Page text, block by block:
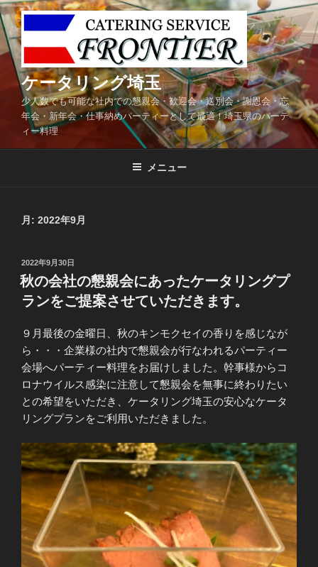
コ
ン
テ
ン
へ
ケータリング埼玉
少人数でも可能な社内での懇親会・歓迎会・送別会・謝恩会・忘
年会・新年会・仕事納めパーティーとして最適！埼玉県のパーテ
ィー料理
メニュー
月: 2022年9月
投
稿
日:
2022年9月30日
秋の会社の懇親会にあったケータリングプ
ランをご提案させていただきます。
９月最後の金曜日、秋のキンモクセイの香りを感じなが
ら・・・企業様の社内で懇親会が行なわれるパーティー
会場へパーティー料理をお届けしました。幹事様からコ
ロナウイルス感染に注意して懇親会を無事に終わりたい
との希望をいただき、ケータリング埼玉の安心なケータ
リングプランをご利用いただきました。